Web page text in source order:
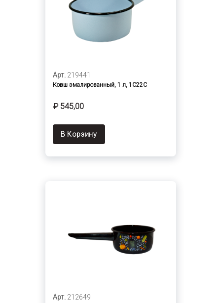
Арт. 219441
Ковш эмалированный, 1 л, 1С22С
₽ 545,00
В Корзину
Арт. 212649